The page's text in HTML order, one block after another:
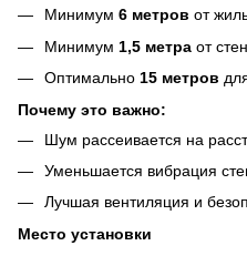
Минимум 6 метров от
Минимум 1,5 метра от
Оптимально 15 метров
Почему это важно:
Шум рассеивается на
Уменьшается вибрация
Лучшая вентиляция и
Место установки